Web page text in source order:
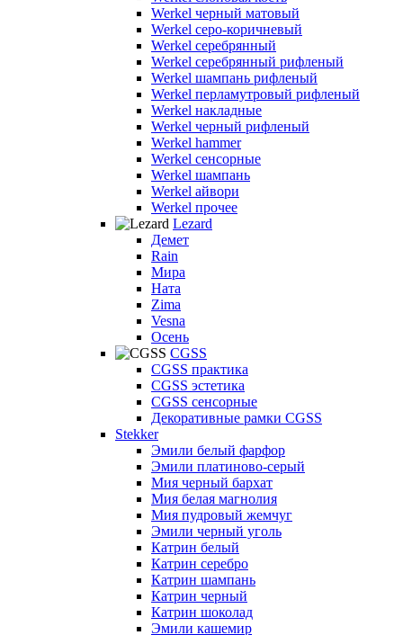
Werkel черный матовый
Werkel серо-коричневый
Werkel серебрянный
Werkel серебрянный рифленый
Werkel шампань рифленый
Werkel перламутровый рифленый
Werkel накладные
Werkel черный рифленый
Werkel hammer
Werkel сенсорные
Werkel шампань
Werkel айвори
Werkel прочее
Lezard
Демет
Rain
Мира
Ната
Zima
Vesna
Осень
CGSS
CGSS практика
CGSS эстетика
CGSS сенсорные
Декоративные рамки CGSS
Stekker
Эмили белый фарфор
Эмили платиново-серый
Мия черный бархат
Мия белая магнолия
Мия пудровый жемчуг
Эмили черный уголь
Катрин белый
Катрин серебро
Катрин шампань
Катрин черный
Катрин шоколад
Эмили кашемир